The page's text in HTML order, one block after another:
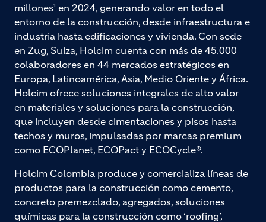
millones¹ en 2024, generando valor en todo el
entorno de la construcción, desde infraestructura e
industria hasta edificaciones y vivienda. Con sede
en Zug, Suiza, Holcim cuenta con más de 45.000
colaboradores en 44 mercados estratégicos en
Europa, Latinoamérica, Asia, Medio Oriente y África.
Holcim ofrece soluciones integrales de alto valor
en materiales y soluciones para la construcción,
que incluyen desde cimentaciones y pisos hasta
techos y muros, impulsadas por marcas premium
como ECOPlanet, ECOPact y ECOCycle®.
Holcim Colombia produce y comercializa líneas de
productos para la construcción como cemento,
concreto premezclado, agregados, soluciones
químicas para la construcción como ‘roofing’,